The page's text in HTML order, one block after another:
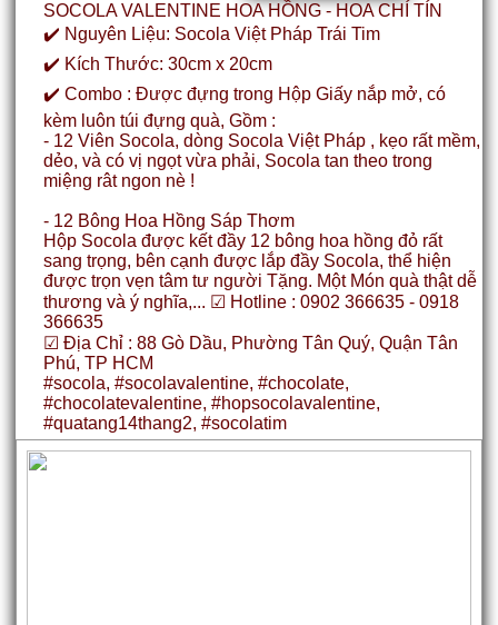
SOCOLA VALENTINE HOA HỒNG - HOA CHÍ TÍN
✔️ Nguyên Liệu: Socola Việt Pháp Trái Tim
✔️ Kích Thước: 30cm x 20cm
✔️ Combo : Được đựng trong Hộp Giấy nắp mở, có
kèm luôn túi đựng quà, Gồm :
- 12 Viên Socola, dòng Socola Việt Pháp , kẹo rất mềm,
dẻo, và có vị ngọt vừa phải, Socola tan theo trong
miệng rât ngon nè !
- 12 Bông Hoa Hồng Sáp Thơm
Hộp Socola được kết đầy 12 bông hoa hồng đỏ rất
sang trọng, bên cạnh được lắp đầy Socola, thể hiện
được trọn vẹn tâm tư người Tặng. Một Món quà thật dễ
thương và ý nghĩa,... ☑ Hotline : 0902 366635 - 0918
366635
☑ Địa Chỉ : 88 Gò Dầu, Phường Tân Quý, Quận Tân
Phú, TP HCM
#socola, #socolavalentine, #chocolate,
#chocolatevalentine, #hopsocolavalentine,
#quatang14thang2, #socolatim